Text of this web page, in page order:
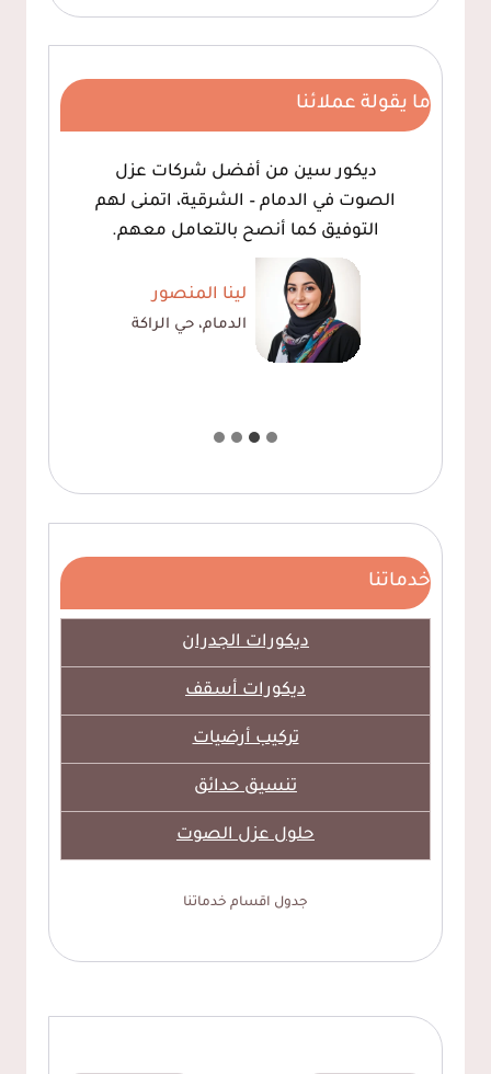
ما يقولة عملائنا
وفروا لي معلم ديكورات ممتاز لعمل
ديكور شيبورد للتلفزيون ، كما أن
اسعارهم مناسبة وجودة عالية
فهد حجازي
الخبر، حي الحزام
خدماتنا
ديكورات الجدران
ديكورات أسقف
تركيب أرضيات
تنسيق حدائق
حلول عزل الصوت
جدول اقسام خدماتنا